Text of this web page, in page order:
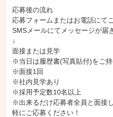
応募後の流れ
応募フォームまたはお電話にて
SMSメールにてメッセージが届
↓
面接または見学
※当日は履歴書(写真貼付)をご持
※面接1回
※社内見学あり
※採用予定数10名以上
※出来るだけ応募者全員と面接
軽にご応募ください！